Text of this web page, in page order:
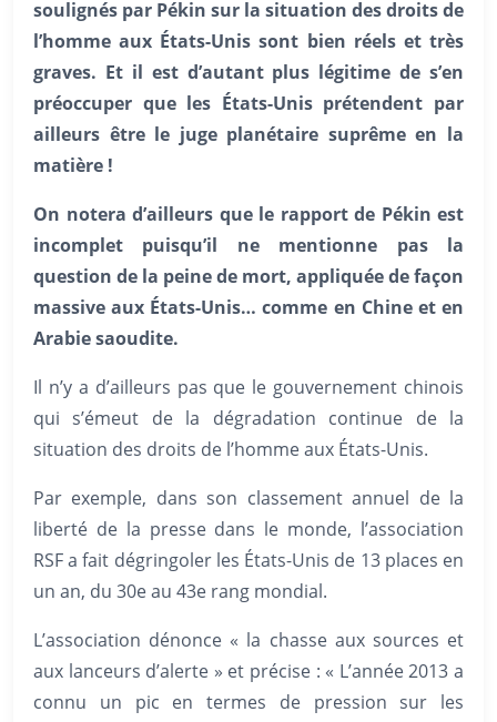
soulignés par Pékin sur la situation des droits de
l’homme aux États-Unis sont bien réels et très
graves. Et il est d’autant plus légitime de s’en
préoccuper que les États-Unis prétendent par
ailleurs être le juge planétaire suprême en la
matière !
On notera d’ailleurs que le rapport de Pékin est
incomplet puisqu’il ne mentionne pas la
question de la peine de mort, appliquée de façon
massive aux États-Unis… comme en Chine et en
Arabie saoudite.
Il n’y a d’ailleurs pas que le gouvernement chinois
qui s’émeut de la dégradation continue de la
situation des droits de l’homme aux États-Unis.
Par exemple, dans son classement annuel de la
liberté de la presse dans le monde, l’association
RSF a fait dégringoler les États-Unis de 13 places en
un an, du 30e au 43e rang mondial.
L’association dénonce « la chasse aux sources et
aux lanceurs d’alerte » et précise : « L’année 2013 a
connu un pic en termes de pression sur les